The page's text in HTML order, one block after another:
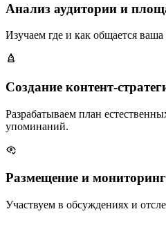
Анализ аудитории и
Изучаем где и как общается ваша
Создание контент-
Разрабатываем план
упоминаний.
Размещение и мониторинг
Участвуем в обсуждениях и